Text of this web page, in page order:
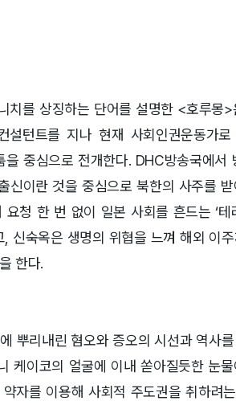
치를 상징하는 단어를 설명한 <호루몽
설턴트를 지나 현재 사회인권운동가
중심으로 전개한다. DHC방송국에서
신이란 것을 중심으로 북한의 사주를
청 한 번 없이 일본 사회를 흔드는 ‘테
신숙옥은 생명의 위협을 느껴 해외 이
한다.
뿌리내린 혐오와 증오의 시선과 역사
케이코의 얼굴에 이내 쏟아질듯한 눈
자를 이용해 사회적 주도권을 취하려